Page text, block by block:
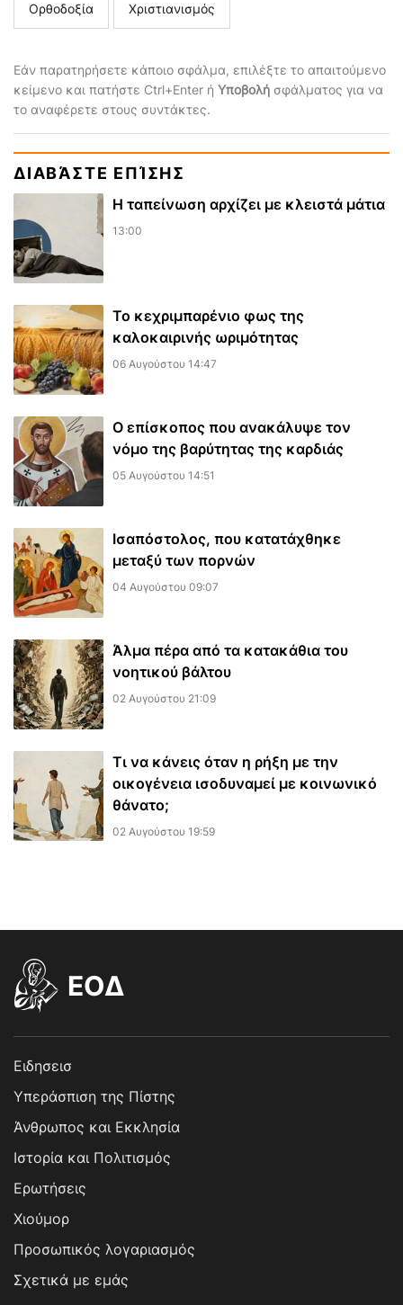
Ορθοδοξία Χριστιανισμός
Εάν παρατηρήσετε κάποιο σφάλμα, επιλέξτε το απαιτούμενο
κείμενο και πατήστε Ctrl+Enter ή Υποβολή σφάλματος για να
το αναφέρετε στους συντάκτες.
ΔΙΑΒΆΣΤΕ ΕΠΊΣΗΣ
Η ταπείνωση αρχίζει με κλειστά μάτια
13:00
Το κεχριμπαρένιο φως της
καλοκαιρινής ωριμότητας
06 Αυγούστου 14:47
Ο επίσκοπος που ανακάλυψε τον
νόμο της βαρύτητας της καρδιάς
05 Αυγούστου 14:51
Ισαπόστολος, που κατατάχθηκε
μεταξύ των πορνών
04 Αυγούστου 09:07
​Άλμα πέρα από τα κατακάθια του
νοητικού βάλτου
02 Αυγούστου 21:09
Τι να κάνεις όταν η ρήξη με την
οικογένεια ισοδυναμεί με κοινωνικό
θάνατο;
02 Αυγούστου 19:59
EOΔ
Ειδησεισ
Υπεράσπιση της Πίστης
Άνθρωπος και Εκκλησία
Ιστορία και Πολιτισμός
Ερωτήσεις
Χιούμορ
Προσωπικός λογαριασμός
Σχετικά με εμάς